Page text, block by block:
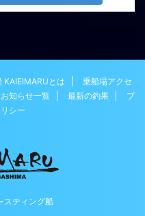
KAIEIMARUとは
乗船場アクセ
お知らせ一覧 最新の釣果
プ
シー
スティング船